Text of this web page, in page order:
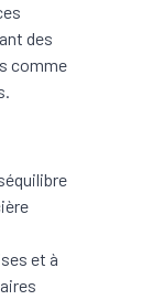
des
comme
et à